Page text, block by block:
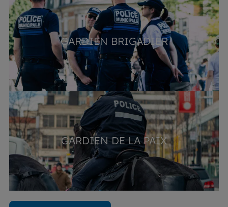
GARDIEN BRIGADIER
GARDIEN DE LA PAIX